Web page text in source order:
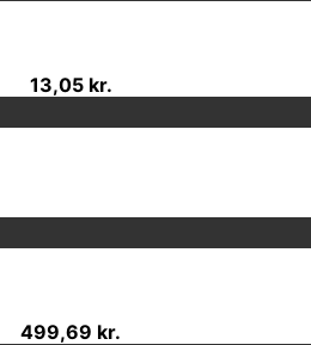
13,05 kr.
499,69 kr.